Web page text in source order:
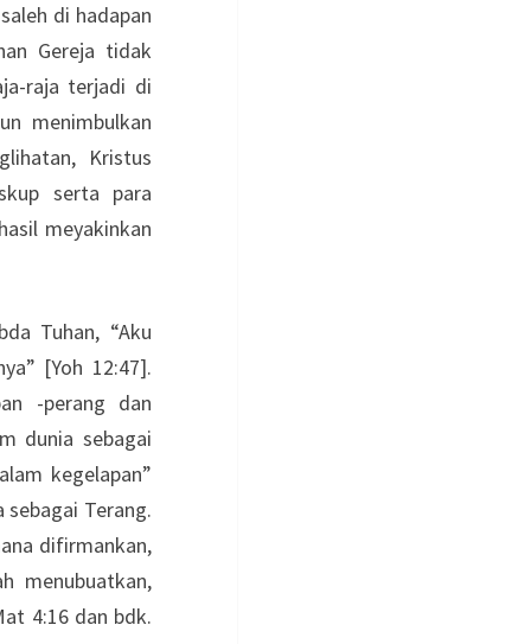
di hadapan
Gereja tidak
raja terjadi di
menimbulkan
Kristus
serta para
meyakinkan
Tuhan, “Aku
[Yoh 12:47].
-perang dan
dunia sebagai
kegelapan”
sebagai Terang.
difirmankan,
menubuatkan,
4:16 dan bdk.